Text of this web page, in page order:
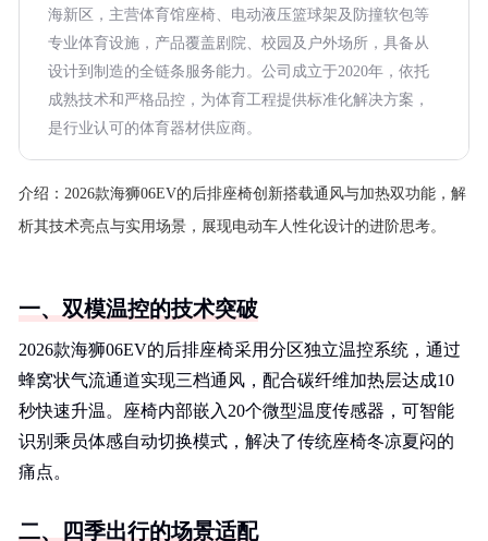
海新区，主营体育馆座椅、电动液压篮球架及防撞软包等
专业体育设施，产品覆盖剧院、校园及户外场所，具备从
设计到制造的全链条服务能力。公司成立于2020年，依托
成熟技术和严格品控，为体育工程提供标准化解决方案，
是行业认可的体育器材供应商。
介绍： 2026款海狮06EV的后排座椅创新搭载通风与加热双功能，解
析其技术亮点与实用场景，展现电动车人性化设计的进阶思考。
一、双模温控的技术突破
2026款海狮06EV的后排座椅采用分区独立温控系统，通过
蜂窝状气流通道实现三档通风，配合碳纤维加热层达成10
秒快速升温。座椅内部嵌入20个微型温度传感器，可智能
识别乘员体感自动切换模式，解决了传统座椅冬凉夏闷的
痛点。
二、四季出行的场景适配